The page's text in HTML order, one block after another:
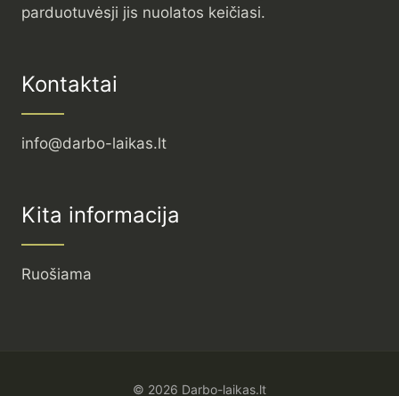
parduotuvėsji jis nuolatos keičiasi.
Kontaktai
info@darbo-laikas.lt
Kita informacija
Ruošiama
© 2026 Darbo-laikas.lt